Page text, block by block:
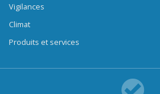
Vigilances
Climat
Produits et services